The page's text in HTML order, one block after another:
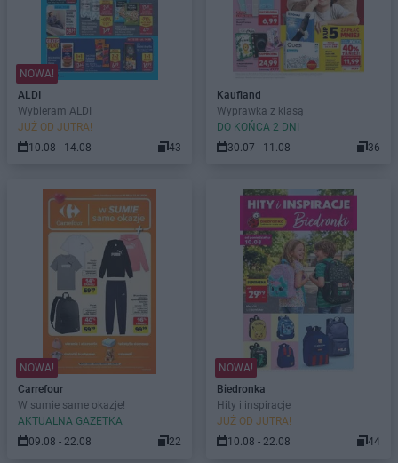
NOWA!
ALDI
Wybieram ALDI
JUŻ OD JUTRA!
10.08 - 14.08
43
Kaufland
Wyprawka z klasą
DO KOŃCA 2 DNI
30.07 - 11.08
36
NOWA!
Carrefour
W sumie same okazje!
AKTUALNA GAZETKA
09.08 - 22.08
22
NOWA!
Biedronka
Hity i inspiracje
JUŻ OD JUTRA!
10.08 - 22.08
44